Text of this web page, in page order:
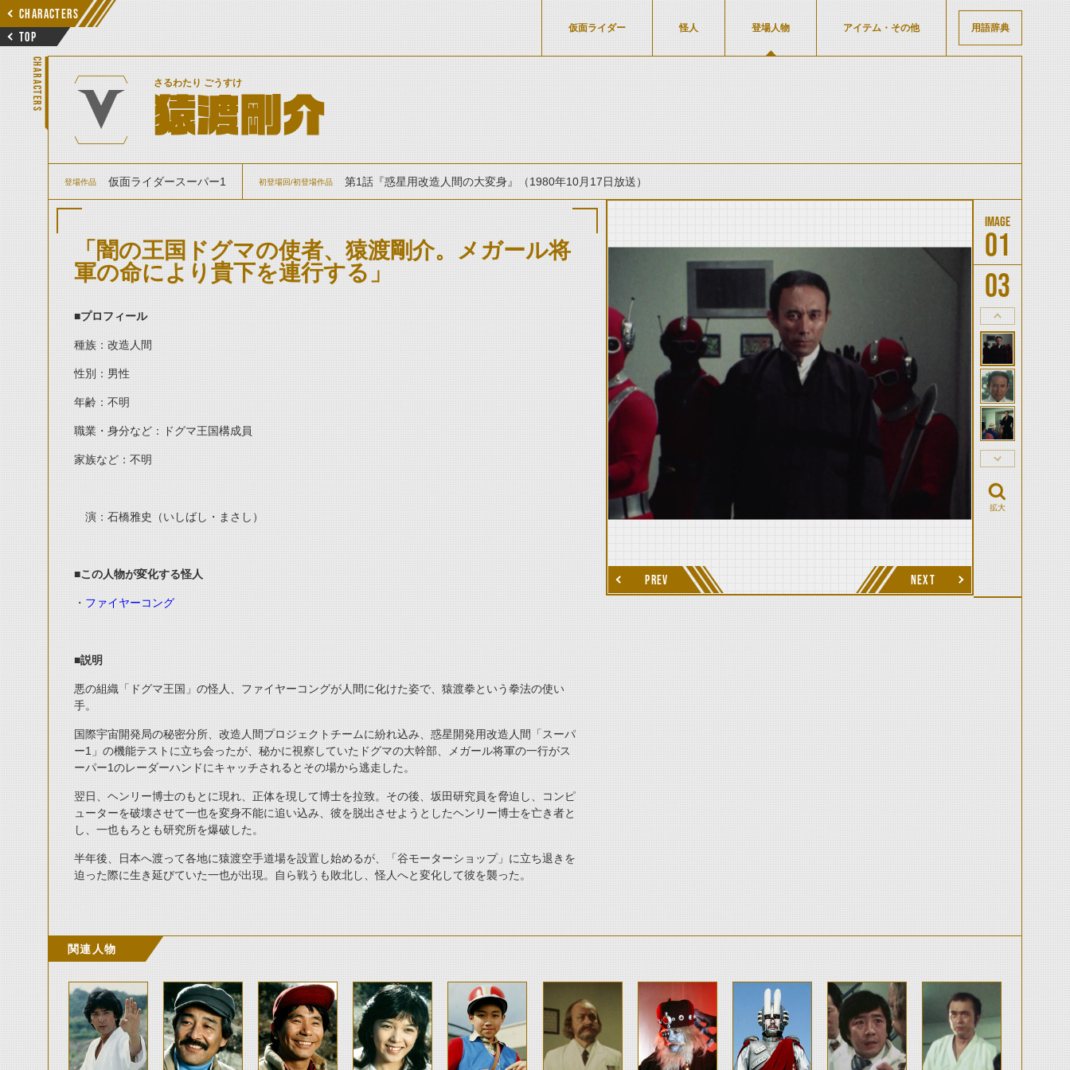
CHARACTERS
TOP
仮面ライダー 怪人 登場人物 アイテム・その他 用語辞典
CHARACTERS さるわたり ごうすけ
猿渡剛介
登場作品 仮面ライダースーパー1 初登場回/初登場作品 第1話『惑星用改造人間の大変身』（1980年10月17日放送）
「闇の王国ドグマの使者、猿渡剛介。メガール将
軍の命により貴下を連行する」
■プロフィール
種族：改造人間
性別：男性
年齢：不明
職業・身分など：ドグマ王国構成員
家族など：不明
演：石橋雅史（いしばし・まさし）
■この人物が変化する怪人
・ ファイヤーコング
■説明
悪の組織「ドグマ王国」の怪人、ファイヤーコングが人間に化けた姿で、猿渡拳という拳法の使い
手。
国際宇宙開発局の秘密分所、改造人間プロジェクトチームに紛れ込み、惑星開発用改造人間「スーパ
ー1」の機能テストに立ち会ったが、秘かに視察していたドグマの大幹部、メガール将軍の一行がス
ーパー1のレーダーハンドにキャッチされるとその場から逃走した。
翌日、ヘンリー博士のもとに現れ、正体を現して博士を拉致。その後、坂田研究員を脅迫し、コンピ
ューターを破壊させて一也を変身不能に追い込み、彼を脱出させようとしたヘンリー博士を亡き者と
し、一也もろとも研究所を爆破した。
半年後、日本へ渡って各地に猿渡空手道場を設置し始めるが、「谷モーターショップ」に立ち退きを
迫った際に生き延びていた一也が出現。自ら戦うも敗北し、怪人へと変化して彼を襲った。
PREV NEXT
01
03
thumbnail Prev
thumbnail Next
拡大
関連人物